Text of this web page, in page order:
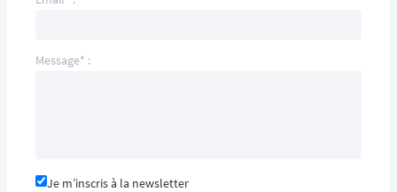
Message* :
Je m’inscris à la newsletter